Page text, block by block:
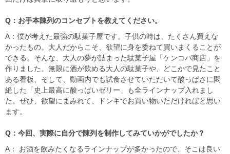
Q：お手本陳列のコンセプトを教えてください。
A：僕が考えた最強の駄菓子屋です。子供の時は、たくさん買えな
かったもの。大人だからこそ、欲望に身を委ねて買いまくることが
できる。そんな、大人の夢が詰まった駄菓子屋「ケンコバ商店」を
作りました。無限に酒が飲める大人の駄菓子や、どこかで見たこと
ある看板、そして、動画内でも試食させていただいて酸っぱさに悶
絶した「史上最高に酸っぱいゼリー」も全ラインナップ入れまし
た。ぜひ、欲望にまみれて、ドンキでお買い物いただければと思い
ます。
Q：今回、実際に自分で陳列を制作してみていかがでしたか？
A： お酒を飲みたくなるラインナップが多かったので、そこは良い